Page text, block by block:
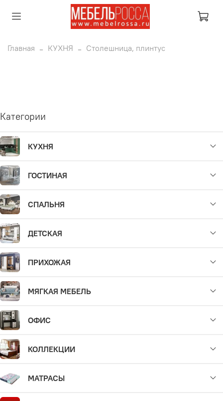
Главная КУХНЯ Столешница, плинтус
Категории
КУХНЯ
ГОСТИНАЯ
СПАЛЬНЯ
ДЕТСКАЯ
ПРИХОЖАЯ
МЯГКАЯ МЕБЕЛЬ
ОФИС
КОЛЛЕКЦИИ
МАТРАСЫ